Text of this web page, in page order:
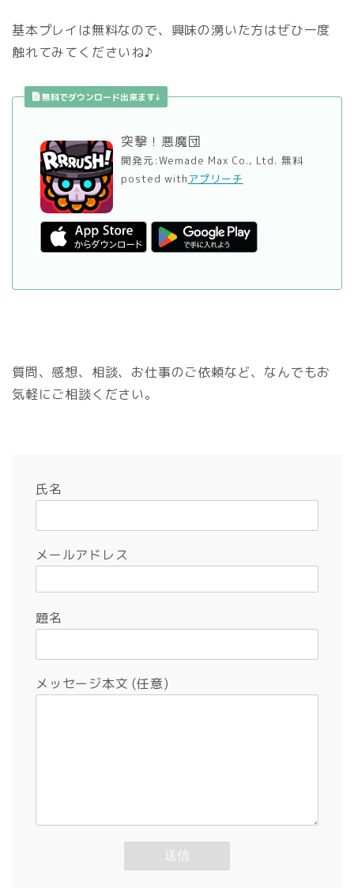
基本プレイは無料なので、興味の湧いた方はぜひ一度
触れてみてくださいね♪
無料でダウンロード出来ます↓
突撃！悪魔団
開発元:Wemade Max Co., Ltd. 無料
posted with アプリーチ
質問、感想、相談、お仕事のご依頼など、なんでもお
気軽にご相談ください。
氏名
メールアドレス
題名
メッセージ本文 (任意)